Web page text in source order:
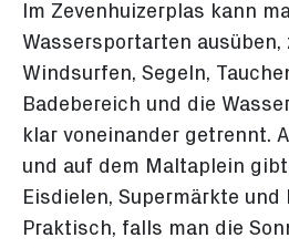
Im Zevenhuizerplas kann
Wassersportarten ausüben,
Windsurfen, Segeln,
Badebereich und die
klar voneinander getrennt.
und auf dem Maltaplein
Eisdielen, Supermärkte und
Praktisch, falls man die